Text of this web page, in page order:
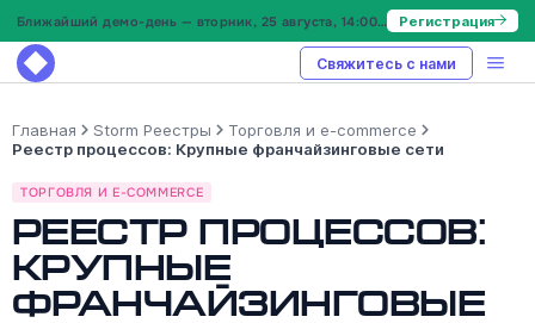
Ближайший демо-день — вторник, 25 августа, 14:00 МСК Регистрация
Свяжитесь с нами
Главная Storm Реестры
Торговля и e-commerce
Реестр процессов: Крупные франчайзинговые сети
ТОРГОВЛЯ И E-COMMERCE
Реестр процессов:
Крупные
франчайзинговые